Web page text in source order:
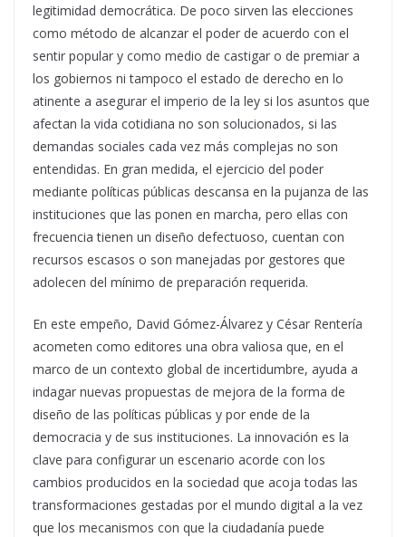
legitimidad democrática. De poco sirven las elecciones
como método de alcanzar el poder de acuerdo con el
sentir popular y como medio de castigar o de premiar a
los gobiernos ni tampoco el estado de derecho en lo
atinente a asegurar el imperio de la ley si los asuntos que
afectan la vida cotidiana no son solucionados, si las
demandas sociales cada vez más complejas no son
entendidas. En gran medida, el ejercicio del poder
mediante políticas públicas descansa en la pujanza de las
instituciones que las ponen en marcha, pero ellas con
frecuencia tienen un diseño defectuoso, cuentan con
recursos escasos o son manejadas por gestores que
adolecen del mínimo de preparación requerida.
En este empeño, David Gómez-Álvarez y César Rentería
acometen como editores una obra valiosa que, en el
marco de un contexto global de incertidumbre, ayuda a
indagar nuevas propuestas de mejora de la forma de
diseño de las políticas públicas y por ende de la
democracia y de sus instituciones. La innovación es la
clave para configurar un escenario acorde con los
cambios producidos en la sociedad que acoja todas las
transformaciones gestadas por el mundo digital a la vez
que los mecanismos con que la ciudadanía puede